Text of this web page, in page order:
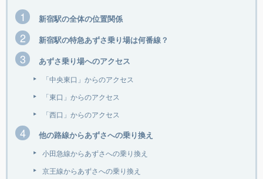
新宿駅の全体の位置関係
新宿駅の特急あずさ乗り場は何番線？
あずさ乗り場へのアクセス
「中央東口」からのアクセス
「東口」からのアクセス
「西口」からのアクセス
他の路線からあずさへの乗り換え
小田急線からあずさへの乗り換え
京王線からあずさへの乗り換え